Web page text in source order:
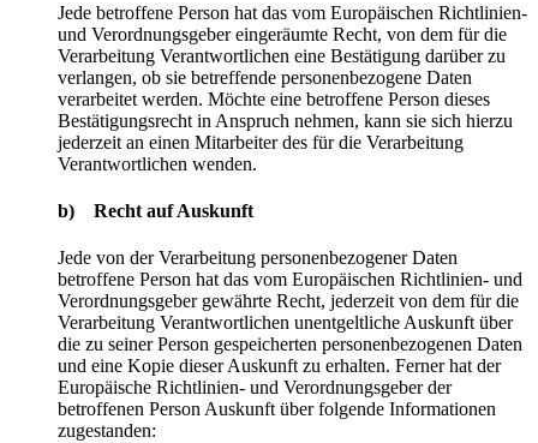
Jede betroffene Person hat das vom Europäischen Richtlinien-
und Verordnungsgeber eingeräumte Recht, von dem für die
Verarbeitung Verantwortlichen eine Bestätigung darüber zu
verlangen, ob sie betreffende personenbezogene Daten
verarbeitet werden. Möchte eine betroffene Person dieses
Bestätigungsrecht in Anspruch nehmen, kann sie sich hierzu
jederzeit an einen Mitarbeiter des für die Verarbeitung
Verantwortlichen wenden.
b) Recht auf Auskunft
Jede von der Verarbeitung personenbezogener Daten
betroffene Person hat das vom Europäischen Richtlinien- und
Verordnungsgeber gewährte Recht, jederzeit von dem für die
Verarbeitung Verantwortlichen unentgeltliche Auskunft über
die zu seiner Person gespeicherten personenbezogenen Daten
und eine Kopie dieser Auskunft zu erhalten. Ferner hat der
Europäische Richtlinien- und Verordnungsgeber der
betroffenen Person Auskunft über folgende Informationen
zugestanden: